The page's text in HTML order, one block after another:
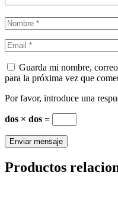
Guarda mi nombre,
para la próxima vez que
Por favor, introduce una
dos × dos =
Productos